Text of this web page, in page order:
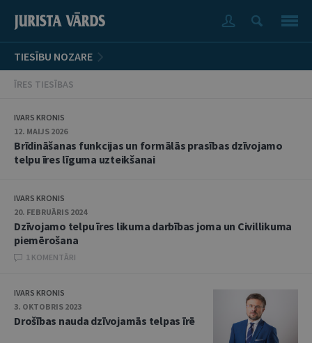
TIESĪBU NOZARE
ĪRES TIESĪBAS
IVARS KRONIS
12. MAIJS 2026
Brīdināšanas funkcijas un formālās prasības dzīvojamo
telpu īres līguma uzteikšanai
IVARS KRONIS
20. FEBRUĀRIS 2024
Dzīvojamo telpu īres likuma darbības joma un Civillikuma
piemērošana
1 KOMENTĀRI
IVARS KRONIS
3. OKTOBRIS 2023
Drošības nauda dzīvojamās telpas īrē